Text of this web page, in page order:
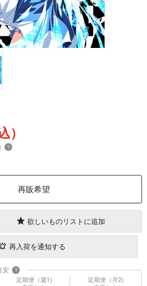
）
？
再販希望
欲しいものリストに追加
再入荷を通知する
安 ?
定期便（週1)
定期便（月2)